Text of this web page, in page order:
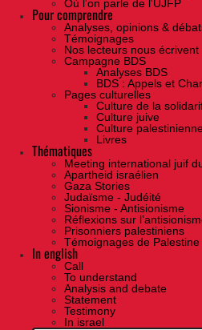
Où l'on parle de l'UJFP
Pour comprendre
Analyses, opinions &
Témoignages
Nos lecteurs nous écrivent
Campagne BDS
Analyses BDS
BDS : Appels et
Pages culturelles
Culture de la
Culture juive
Culture
Livres
Thématiques
Meeting international juif
Apartheid israélien
Gaza Stories
Judaïsme - Judéité
Sionisme - Antisionisme
Réflexions sur
Prisonniers palestiniens
Témoignages de Palestine
In english
Call
To understand
Analysis and debate
Statement
Testimony
In israel